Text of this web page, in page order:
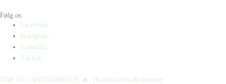
Følg os
Facebook
Instagram
LinkedIn
TikTok
UDE NU: ANTICHRISTIE 🔥⁠ ⁠ Hvad nu hvis de historie